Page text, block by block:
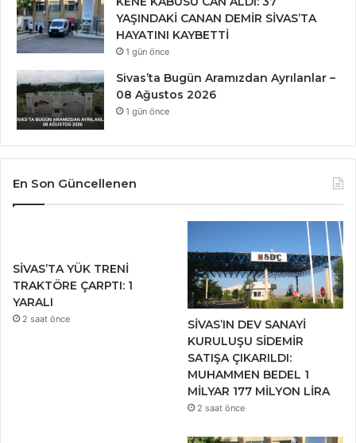
YAŞINDAKİ CANAN DEMİR SİVAS’TA
HAYATINI KAYBETTİ
1 gün önce
Sivas’ta Bugün Aramızdan Ayrılanlar –
08 Ağustos 2026
1 gün önce
En Son Güncellenen
SİVAS’TA YÜK TRENİ
TRAKTÖRE ÇARPTI: 1
YARALI
2 saat önce
SİVAS’IN DEV SANAYİ
KURULUŞU SİDEMİR
SATIŞA ÇIKARILDI:
MUHAMMEN BEDEL 1
MİLYAR 177 MİLYON LİRA
2 saat önce